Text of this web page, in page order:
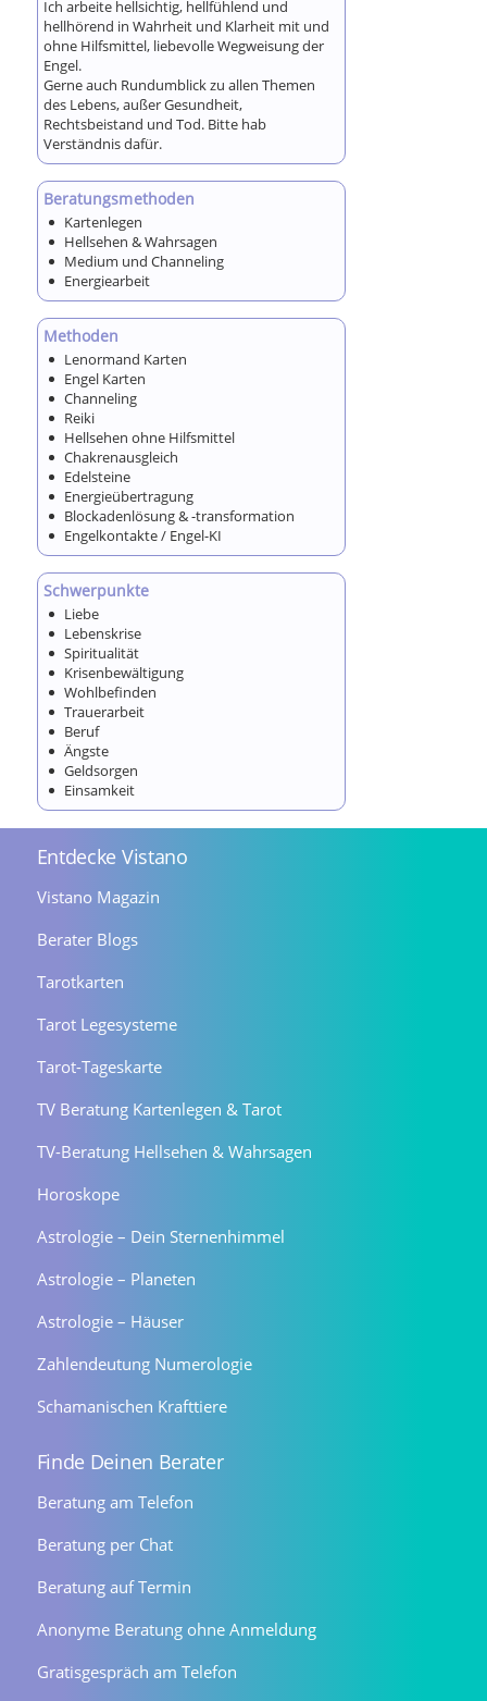
Ich arbeite hellsichtig, hellfühlend und
hellhörend in Wahrheit und Klarheit mit und
ohne Hilfsmittel, liebevolle Wegweisung der
Engel.
Gerne auch Rundumblick zu allen Themen
des Lebens, außer Gesundheit,
Rechtsbeistand und Tod. Bitte hab
Verständnis dafür.
Beratungsmethoden
Kartenlegen
Hellsehen & Wahrsagen
Medium und Channeling
Energiearbeit
Methoden
Lenormand Karten
Engel Karten
Channeling
Reiki
Hellsehen ohne Hilfsmittel
Chakrenausgleich
Edelsteine
Energieübertragung
Blockadenlösung & -transformation
Engelkontakte / Engel-KI
Schwerpunkte
Liebe
Lebenskrise
Spiritualität
Krisenbewältigung
Wohlbefinden
Trauerarbeit
Beruf
Ängste
Geldsorgen
Einsamkeit
Entdecke Vistano
Vistano Magazin
Berater Blogs
Tarotkarten
Tarot Legesysteme
Tarot-Tageskarte
TV Beratung Kartenlegen & Tarot
TV-Beratung Hellsehen & Wahrsagen
Horoskope
Astrologie – Dein Sternenhimmel
Astrologie – Planeten
Astrologie – Häuser
Zahlendeutung Numerologie
Schamanischen Krafttiere
Finde Deinen Berater
Beratung am Telefon
Beratung per Chat
Beratung auf Termin
Anonyme Beratung ohne Anmeldung
Gratisgespräch am Telefon